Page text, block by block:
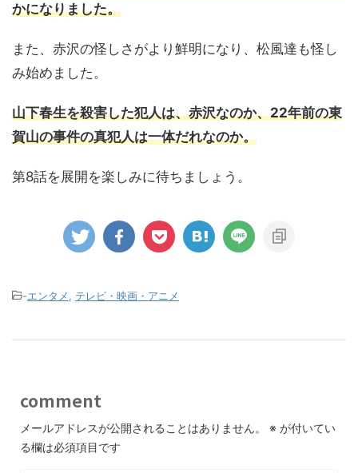
かになりました。
また、赤沢の怪しさがより鮮明になり、松風達も怪し
み始めました。
山下春生を殺害した犯人は、赤沢なのか、22年前の東
賀山の事件の真犯人は一体だれなのか。
第8話を展開を楽しみに待ちましょう。
-エンタメ テレビ・映画・アニメ
comment
メールアドレスが公開されることはありません。 ※ が付いてい
る欄は必須項目です